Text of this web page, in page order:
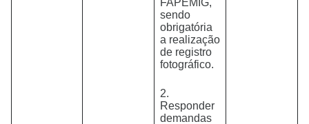
FAPEMIG,
sendo
obrigatória
a realização
de registro
fotográfico.
2.
Responder
demandas